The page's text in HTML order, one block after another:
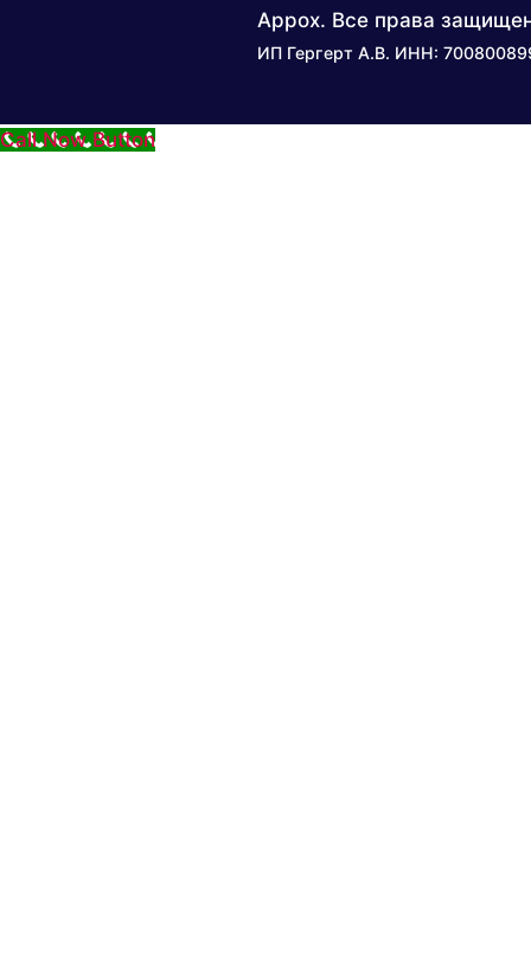
Appox. Все права
ИП Гергерт А.В. ИНН:
Call Now Button